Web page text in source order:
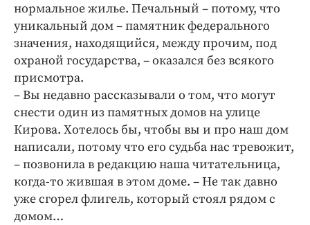
Бренд года
Работодатель года
нормальное жилье. Печальный – потому, что
уникальный дом – памятник федерального
значения, находящийся, между прочим, под
охраной государства, – оказался без всякого
присмотра.
– Вы недавно рассказывали о том, что могут
снести один из памятных домов на улице
Кирова. Хотелось бы, чтобы вы и про наш дом
написали, потому что его судьба нас тревожит,
– позвонила в редакцию наша читательница,
когда-то жившая в этом доме. – Не так давно
уже сгорел флигель, который стоял рядом с
домом…